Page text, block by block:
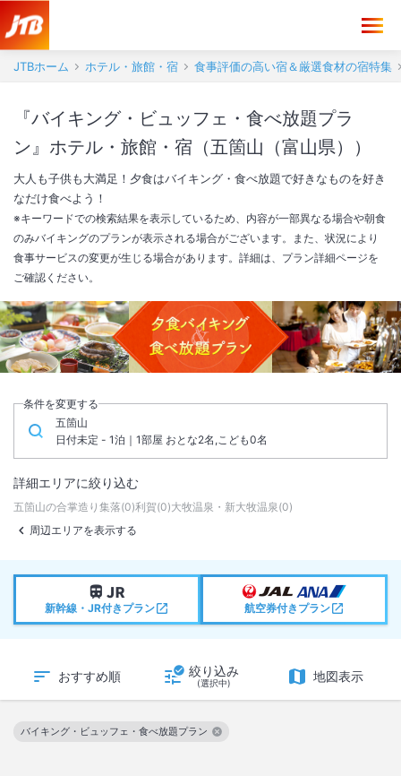
JTBホーム ホテル・旅館・宿 食事評価の高い宿＆厳選食材の宿特集
『バイキング・ビュッフェ・食べ放題プラ
ン』ホテル・旅館・宿（五箇山（富山県））
大人も子供も大満足！夕食はバイキング・食べ放題で好きなものを好き
なだけ食べよう！
※キーワードでの検索結果を表示しているため、内容が一部異なる場合や朝食
のみバイキングのプランが表示される場合がございます。また、状況により
食事サービスの変更が生じる場合があります。詳細は、プラン詳細ページを
ご確認ください。
条件を変更する
五箇山
日付未定 - 1泊｜1部屋 おとな2名,こども0名
詳細エリアに絞り込む
五箇山の合掌造り集落(0)利賀(0)大牧温泉・新大牧温泉(0)
周辺エリアを表示する
新幹線・JR付きプラン 航空券付きプラン
おすすめ順 絞り込み
(選択中) 地図表示
バイキング・ビュッフェ・食べ放題プラン
この絞り込み条件を解除